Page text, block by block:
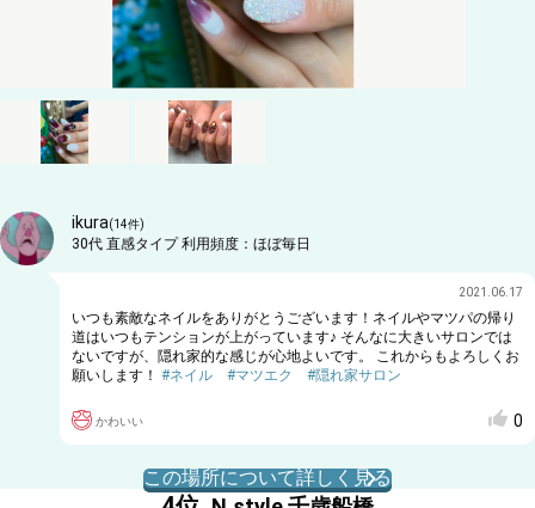
ikura(14件)
30代 直感タイプ利用頻度： ほぼ毎日
2021.06.17
いつも素敵なネイルをありがとうございます！ネイルやマツパの帰り
道はいつもテンションが上がっています♪ そんなに大きいサロンでは
ないですが、隠れ家的な感じが心地よいです。 これからもよろしくお
願いします！ #ネイル #マツエク #隠れ家サロン
かわいい 0
この場所について詳しく見る